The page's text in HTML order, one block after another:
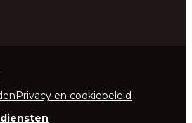
Privacy en cookiebeleid